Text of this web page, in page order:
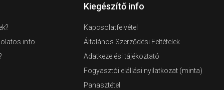
info
Kiegészítő info
Kapcsolatfelvétel
Általános Szerződési Feltételek
Adatkezelési tájékoztató
Fogyasztói elállási nyilatkozat (minta)
Panasztétel